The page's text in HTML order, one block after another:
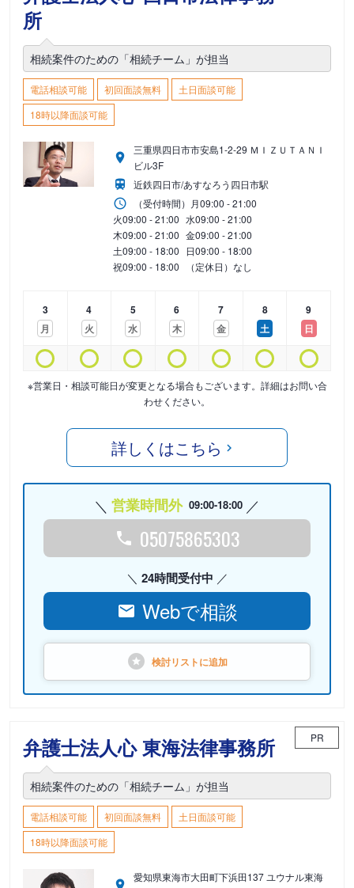
所
相続案件のための「相続チーム」が担当
電話相談可能 初回面談無料
土日面談可能
18時以降面談可能
三重県四日市市安島1-2-29 ＭＩＺＵＴＡＮＩ
ビル3F
近鉄四日市/あすなろう四日市駅
（受付時間） 月09:00 - 21:00
火09:00 - 21:00 水09:00 - 21:00
木09:00 - 21:00 金09:00 - 21:00
土09:00 - 18:00 日09:00 - 18:00
祝09:00 - 18:00 （定休日）なし
3
月
4
火
5
水
6
木
7
金
8
土
9
日
※営業日・相談可能日が変更となる場合もございます。詳細はお問い合
わせください。
詳しくはこちら
営業時間外 09:00-18:00
05075865303
24時間受付中
Webで相談
検討リストに追加
弁護士法人心 東海法律事務所 PR
相続案件のための「相続チーム」が担当
電話相談可能 初回面談無料
土日面談可能
18時以降面談可能
愛知県東海市大田町下浜田137 ユウナル東海